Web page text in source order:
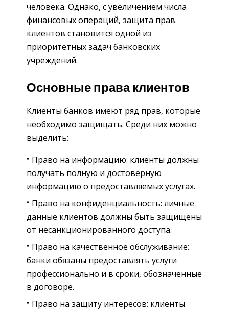
человека. Однако, с увеличением числа
финансовых операций, защита прав
клиентов становится одной из
приоритетных задач банковских
учреждений.
Основные права клиентов
Клиенты банков имеют ряд прав, которые
необходимо защищать. Среди них можно
выделить:
Право на информацию: клиенты должны
получать полную и достоверную
информацию о предоставляемых услугах.
Право на конфиденциальность: личные
данные клиентов должны быть защищены
от несанкционированного доступа.
Право на качественное обслуживание:
банки обязаны предоставлять услуги
профессионально и в сроки, обозначенные
в договоре.
Право на защиту интересов: клиенты